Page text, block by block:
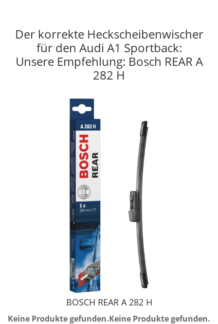
Der korrekte Heckscheibenwischer
für den Audi A1 Sportback:
Unsere Empfehlung: Bosch REAR A
282 H
BOSCH REAR A 282 H
Keine Produkte gefunden.Keine Produkte gefunden.